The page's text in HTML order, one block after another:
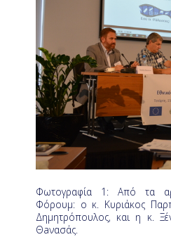
Φωτογραφία 1: Από τα
Φόρουμ: ο κ. Κυριάκος
Δημητρόπουλος, και η κ.
Θaνασάς.